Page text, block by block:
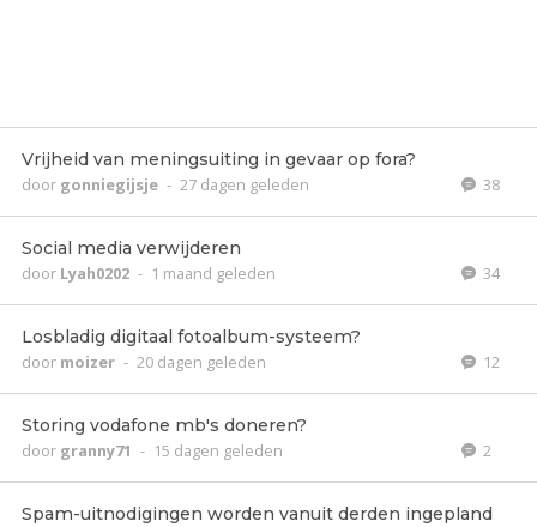
Vrijheid van meningsuiting in gevaar op fora?
door gonniegijsje - 27 dagen geleden 38
Social media verwijderen
door Lyah0202 - 1 maand geleden 34
Losbladig digitaal fotoalbum-systeem?
door moizer - 20 dagen geleden 12
Storing vodafone mb's doneren?
door granny71 - 15 dagen geleden 2
Spam-uitnodigingen worden vanuit derden ingepland